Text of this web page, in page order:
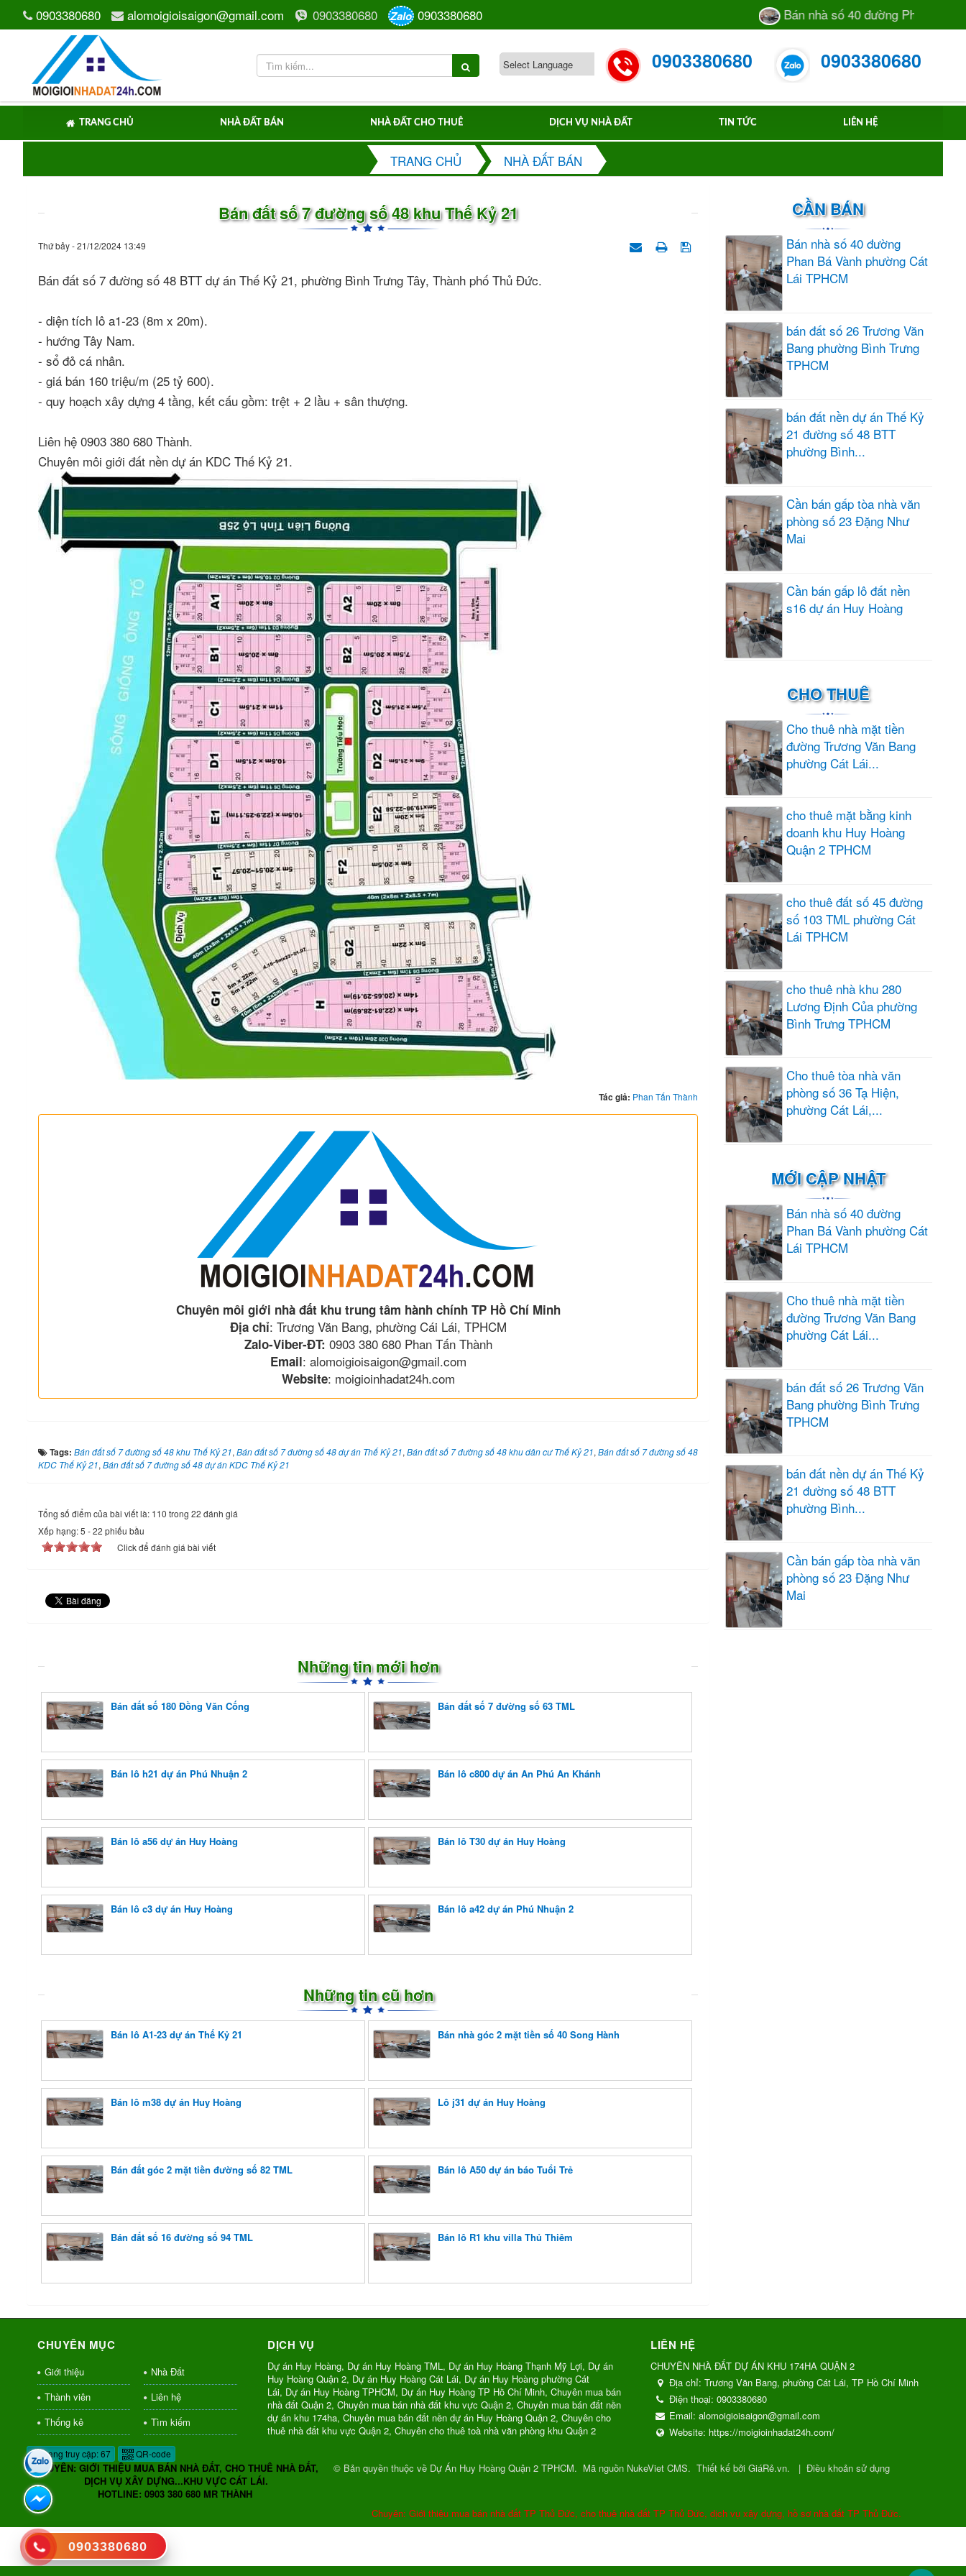
0903380680 alomoigioisaigon@gmail.com 0903380680 Zalo 0903380680 Bán nhà số 40 đường Phan Bá Vành
0903380680 0903380680
TRANG CHỦ NHÀ ĐẤT BÁN NHÀ ĐẤT CHO THUÊ DỊCH VỤ NHÀ ĐẤT TIN TỨC LIÊN HỆ
TRANG CHỦ NHÀ ĐẤT BÁN
Bán đất số 7 đường số 48 khu Thế Kỷ 21
Thứ bảy - 21/12/2024 13:49
Bán đất số 7 đường số 48 BTT dự án Thế Kỷ 21, phường Bình Trưng Tây, Thành phố Thủ Đức.
- diện tích lô a1-23 (8m x 20m).
- hướng Tây Nam.
- sổ đỏ cá nhân.
- giá bán 160 triệu/m (25 tỷ 600).
- quy hoạch xây dựng 4 tầng, kết cấu gồm: trệt + 2 lầu + sân thượng.
Liên hệ 0903 380 680 Thành.
Chuyên môi giới đất nền dự án KDC Thế Kỷ 21.
Tác giả: Phan Tấn Thành
Chuyên môi giới nhà đất khu trung tâm hành chính TP Hồ Chí Minh
Địa chỉ: Trương Văn Bang, phường Cái Lái, TPHCM
Zalo-Viber-ĐT: 0903 380 680 Phan Tấn Thành
Email: alomoigioisaigon@gmail.com
Website: moigioinhadat24h.com
Tags: Bán đất số 7 đường số 48 khu Thế Kỷ 21, Bán đất số 7 đường số 48 dự án Thế Kỷ 21, Bán đất số 7 đường số 48 khu dân cư Thế Kỷ 21, Bán đất số 7 đường số 48
KDC Thế Kỷ 21, Bán đất số 7 đường số 48 dự án KDC Thế Kỷ 21
Tổng số điểm của bài viết là: 110 trong 22 đánh giá
Xếp hạng:5 -22 phiếu bầu
Click để đánh giá bài viết
Những tin mới hơn
Bán đất số 180 Đồng Văn Cống Bán đất số 7 đường số 63 TML
Bán lô h21 dự án Phú Nhuận 2 Bán lô c800 dự án An Phú An Khánh
Bán lô a56 dự án Huy Hoàng Bán lô T30 dự án Huy Hoàng
Bán lô c3 dự án Huy Hoàng Bán lô a42 dự án Phú Nhuận 2
Những tin cũ hơn
Bán lô A1-23 dự án Thế Kỷ 21 Bán nhà góc 2 mặt tiền số 40 Song Hành
Bán lô m38 dự án Huy Hoàng Lô j31 dự án Huy Hoàng
Bán đất góc 2 mặt tiền đường số 82 TML Bán lô A50 dự án báo Tuổi Trẻ
Bán đất số 16 đường số 94 TML Bán lô R1 khu villa Thủ Thiêm
CẦN BÁN
Bán nhà số 40 đường
Phan Bá Vành phường Cát
Lái TPHCM
bán đất số 26 Trương Văn
Bang phường Bình Trưng
TPHCM
bán đất nền dự án Thế Kỷ
21 đường số 48 BTT
phường Bình...
Cần bán gấp tòa nhà văn
phòng số 23 Đặng Như
Mai
Cần bán gấp lô đất nền
s16 dự án Huy Hoàng
CHO THUÊ
Cho thuê nhà mặt tiền
đường Trương Văn Bang
phường Cát Lái...
cho thuê mặt bằng kinh
doanh khu Huy Hoàng
Quận 2 TPHCM
cho thuê đất số 45 đường
số 103 TML phường Cát
Lái TPHCM
cho thuê nhà khu 280
Lương Định Của phường
Bình Trưng TPHCM
Cho thuê tòa nhà văn
phòng số 36 Tạ Hiện,
phường Cát Lái,...
MỚI CẬP NHẬT
Bán nhà số 40 đường
Phan Bá Vành phường Cát
Lái TPHCM
Cho thuê nhà mặt tiền
đường Trương Văn Bang
phường Cát Lái...
bán đất số 26 Trương Văn
Bang phường Bình Trưng
TPHCM
bán đất nền dự án Thế Kỷ
21 đường số 48 BTT
phường Bình...
Cần bán gấp tòa nhà văn
phòng số 23 Đặng Như
Mai
CHUYÊN MỤC
Giới thiệu
Nhà Đất
Thành viên
Liên hệ
Thống kê
Tìm kiếm
Đang truy cập: 67 QR-code
DỊCH VỤ
Dự án Huy Hoàng, Dự án Huy Hoàng TML, Dự án Huy Hoàng Thạnh Mỹ Lợi, Dự án
Huy Hoàng Quận 2, Dự án Huy Hoàng Cát Lái, Dự án Huy Hoàng phường Cát
Lái, Dự án Huy Hoàng TPHCM, Dự án Huy Hoàng TP Hồ Chí Minh, Chuyên mua bán
nhà đất Quận 2, Chuyên mua bán nhà đất khu vực Quận 2, Chuyên mua bán đất nền
dự án khu 174ha, Chuyên mua bán đất nền dự án Huy Hoàng Quận 2, Chuyên cho
thuê nhà đất khu vực Quận 2, Chuyên cho thuê toà nhà văn phòng khu Quận 2
0903380680
LIÊN HỆ
CHUYÊN NHÀ ĐẤT DỰ ÁN KHU 174HA QUẬN 2
Địa chỉ:Trương Văn Bang, phường Cát Lái, TP Hồ Chí Minh
Điện thoại:0903380680
Email:alomoigioisaigon@gmail.com
Website: https://moigioinhadat24h.com/
CHUYÊN: GIỚI THIỆU MUA BÁN NHÀ ĐẤT, CHO THUÊ NHÀ ĐẤT,
DỊCH VỤ XÂY DỰNG...KHU VỰC CÁT LÁI.
HOTLINE: 0903 380 680 MR THÀNH
© Bản quyền thuộc về Dự Án Huy Hoàng Quận 2 TPHCM. Mã nguồn NukeViet CMS. Thiết kế bởi GiáRẻ.vn. | Điều khoản sử dụng
Chuyên: Giới thiệu mua bán nhà đất TP Thủ Đức, cho thuê nhà đất TP Thủ Đức, dịch vụ xây dựng, hồ sơ nhà đất TP Thủ Đức.